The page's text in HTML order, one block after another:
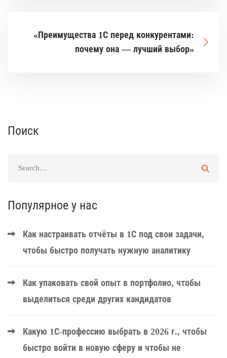
«Преимущества 1С перед конкурентами:
почему она — лучший выбор»
Поиск
Популярное у нас
Как настраивать отчёты в 1С под свои задачи,
чтобы быстро получать нужную аналитику
Как упаковать свой опыт в портфолио, чтобы
выделиться среди других кандидатов
Какую 1С-профессию выбрать в 2026 г., чтобы
быстро войти в новую сферу и чтобы не